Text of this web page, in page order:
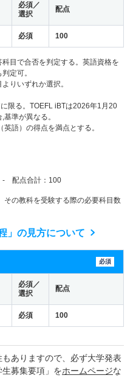
必須／
選択
配点
必須 100
目で合否を判定する。英語資格を
定可。
りいずれか選択。
限る。TOEFL iBTは2026年1月20
準が異なる。
語）の得点を満点とする。
- 配点合計：100
の教科を受験する際の必要科目数
」の見方について
必須
必須／
選択
配点
必須 100
ありますので、必ず大学発表
募集要項」をホームページな